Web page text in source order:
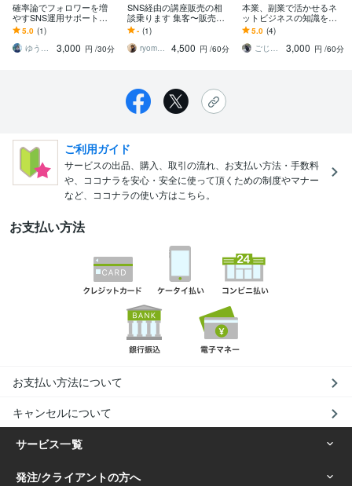
確率論でフォロワーを増
やすSNS運用サポートし
ます 3ヶ月で総フォロワー
2万人超えの実績でサポー
ト！
5.0 (1)
ゆうじYuji
3,000 円 /30分
SNS経由の講座販売の相
談乗ります 集客〜販売動
線までの設計構築をしま
す
- (1)
ryomap0818
4,500 円 /60分
本業、副業で活かせるネ
ットビジネスの知識を教
えます 初心者さん歓迎。
ネットビジネスの基礎か
ら実践まで
5.0 (4)
ごじまる│メルマガMyASPサポート
3,000 円 /60分
ご利用ガイド
サービスの出品、購入、取引の流れ、お支払い方法・手数料
や、ココナラを安心・安全に使って頂くための制度やマナー
など、ココナラの使い方はこちら。
お支払い方法
お支払い方法について
キャンセルについて